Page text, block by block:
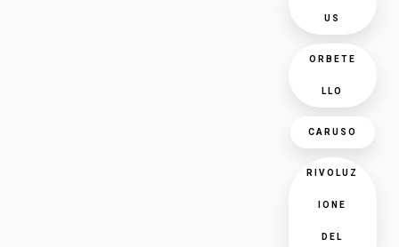
US
ORBETE
LLO
CARUSO
RIVOLUZ
IONE
DEL